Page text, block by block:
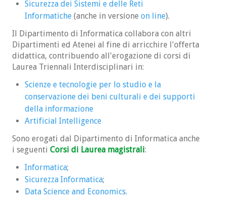
Sicurezza dei Sistemi e delle Reti
Informatiche (anche in versione on line).
Il Dipartimento di Informatica collabora con altri
Dipartimenti ed Atenei al fine di arricchire l'offerta
didattica, contribuendo all'erogazione di corsi di
Laurea Triennali Interdisciplinari in:
Scienze e tecnologie per lo studio e la
conservazione dei beni culturali e dei supporti
della informazione
Artificial Intelligence
Sono erogati dal Dipartimento di Informatica anche
i seguenti Corsi di Laurea magistrali:
Informatica;
Sicurezza Informatica;
Data Science and Economics.